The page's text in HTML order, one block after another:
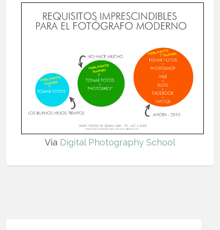
Via Digital Photography School